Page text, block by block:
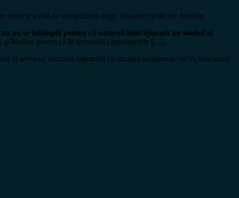
muzica scrisă de compozitori negri, hispanici și de sex feminin.
nu se întâmplă pentru că oamenii îmbrățișează un simbol al
Mahler, pentru că le apreciază capodoperele […].
ai acesteia: războiul împotriva civilizației occidentale nu va lăsa nimic